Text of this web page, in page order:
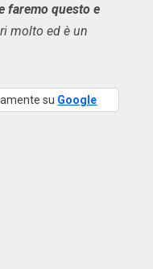
faremo questo e
molto ed è un
su Google